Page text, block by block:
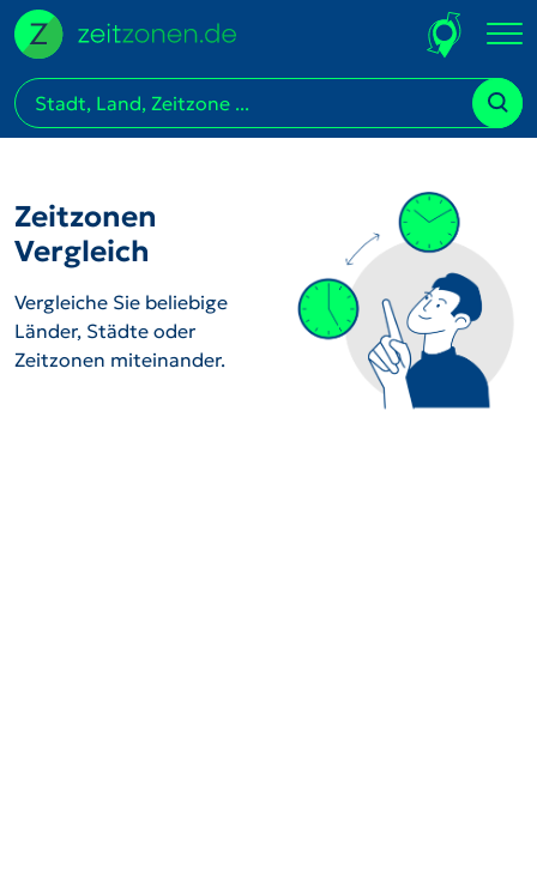
Zeitzonen
Vergleich
Vergleiche Sie beliebige
Länder, Städte oder
Zeitzonen miteinander.